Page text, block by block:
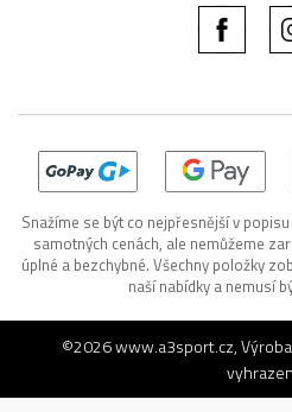
Snažíme se být co nejpřesnější v
samotných cenách, ale nemůžeme
úplné a bezchybné. Všechny položky
naší nabídky a nemusí
©2026www.a3sport.cz, Výroba